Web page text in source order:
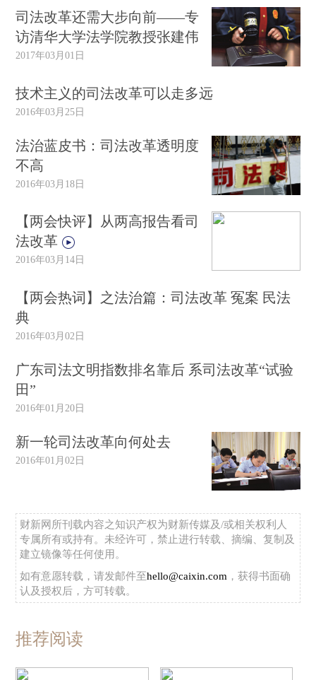
司法改革还需大步向前——专
访清华大学法学院教授张建伟
2017年03月01日
技术主义的司法改革可以走多远
2016年03月25日
法治蓝皮书：司法改革透明度
不高
2016年03月18日
【两会快评】从两高报告看司
法改革
2016年03月14日
【两会热词】之法治篇：司法改革 冤案 民法
典
2016年03月02日
广东司法文明指数排名靠后 系司法改革“试验
田”
2016年01月20日
新一轮司法改革向何处去
2016年01月02日
财新网所刊载内容之知识产权为财新传媒及/或相关权利人
专属所有或持有。未经许可，禁止进行转载、摘编、复制及
建立镜像等任何使用。
如有意愿转载，请发邮件至hello@caixin.com ，获得书面确
认及授权后，方可转载。
推荐阅读